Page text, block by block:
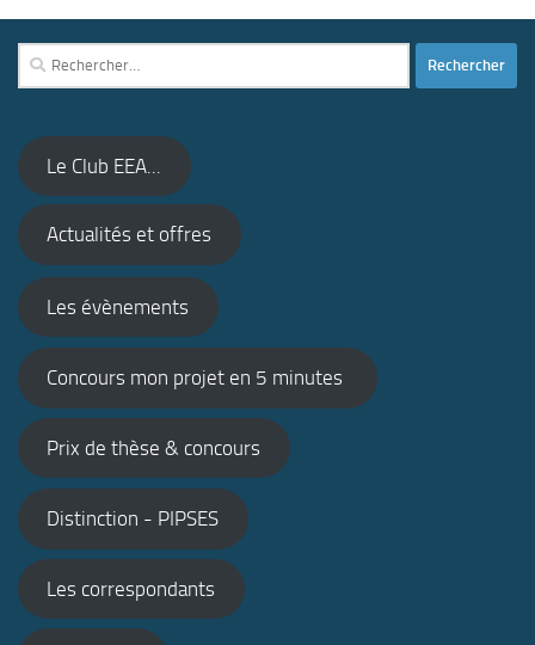
Rechercher :
Le Club EEA...
Actualités et offres
Les évènements
Concours mon projet en 5 minutes
Prix de thèse & concours
Distinction - PIPSES
Les correspondants